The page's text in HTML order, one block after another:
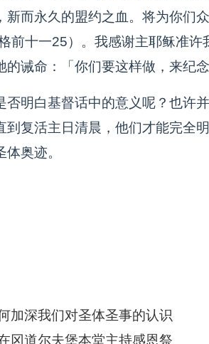
而永久的盟约之血。将为你们
前十一25）。我感谢主耶稣准
诫命：「你们要这样做，来纪
否明白基督话中的意义呢？也许
复活主日清晨，他们才能完全
奥迹。
加深我们对圣体圣事的认识
冈道尔夫堡本堂主持感恩祭